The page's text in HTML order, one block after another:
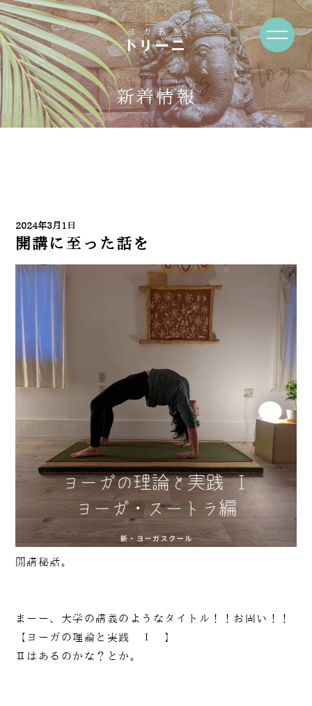
新着情報
News・Blog
2024年3月1日
開講に至った話を
開講秘話。
まーー、大学の講義のようなタイトル！！お固い！！
【ヨーガの理論と実践 Ⅰ 】
Ⅱはあるのかな？とか。